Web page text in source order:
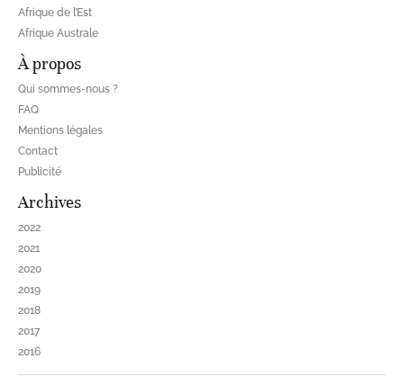
Afrique de l’Est
Afrique Australe
À propos
Qui sommes-nous ?
FAQ
Mentions légales
Contact
Publicité
Archives
2022
2021
2020
2019
2018
2017
2016